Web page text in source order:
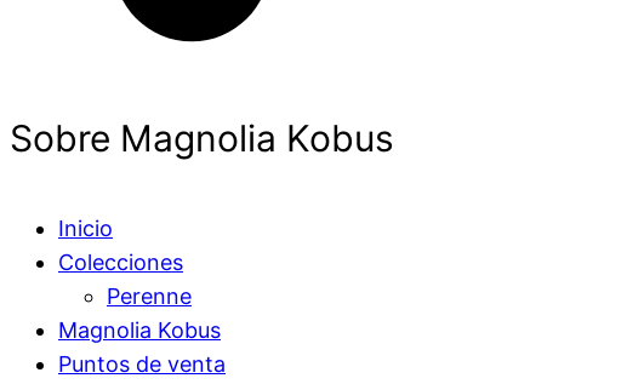
Sobre Magnolia Kobus
Inicio
Colecciones
Perenne
Magnolia Kobus
Puntos de venta